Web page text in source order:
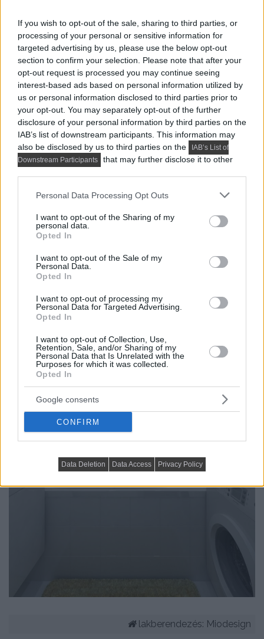
If you wish to opt-out of the sale, sharing to third parties, or
processing of your personal or sensitive information for
targeted advertising by us, please use the below opt-out
section to confirm your selection. Please note that after your
opt-out request is processed you may continue seeing
interest-based ads based on personal information utilized by
us or personal information disclosed to third parties prior to
your opt-out. You may separately opt-out of the further
disclosure of your personal information by third parties on the
IAB’s list of downstream participants. This information may
also be disclosed by us to third parties on the
IAB’s List of
Downstream Participants
that may further disclose it to other
Please note that this website/app uses one or more Google
not limited to your visit or usage behaviour. You may click to
grant or deny consent to Google and its third-party tags to
use your data for below specified purposes in below Google
consent section.
Personal Data Processing Opt Outs
I want to opt-out of the Sharing of my
personal data.
Opted In
I want to opt-out of the Sale of my
Personal Data.
Opted In
I want to opt-out of processing my
Personal Data for Targeted Advertising.
Opted In
I want to opt-out of Collection, Use,
Retention, Sale, and/or Sharing of my
Personal Data that Is Unrelated with the
Purposes for which it was collected.
Opted In
Google consents
CONFIRM
Data Deletion Data Access Privacy Policy
lakberendezés: Miodesign